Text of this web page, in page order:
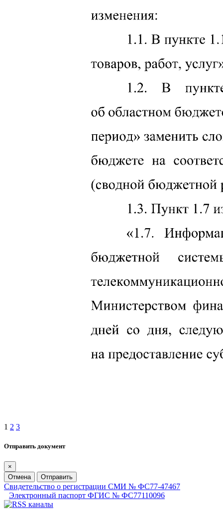
1 2 3
Отправить документ
×
Отмена
Отправить
Свидетельство о регистрации СМИ № ФС77-47467
Электронный паспорт ФГИС № ФС77110096